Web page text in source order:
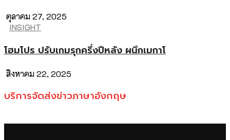
ตุลาคม 27, 2025
INSIGHT
โฮมโปร ปรับเกมรุกครึ่งปีหลัง ผนึกเมกาโ
สิงหาคม 22, 2025
บริการจัดส่งข่าวภาษาอังกฤษ